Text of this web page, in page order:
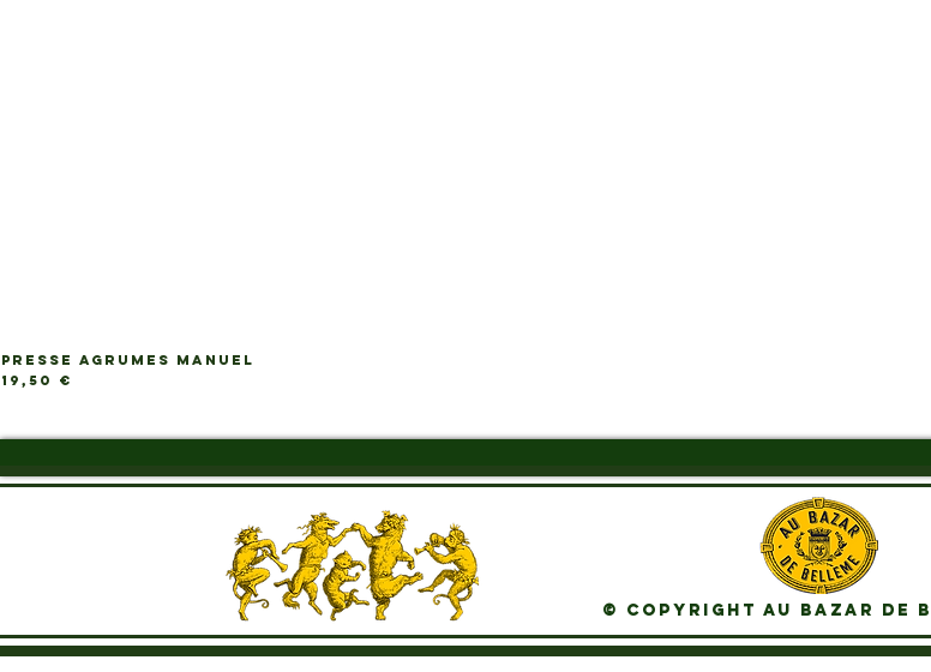
PRESSE AGRUMES MANUEL
Prix
19,50 €
© Copyright Au Bazar de